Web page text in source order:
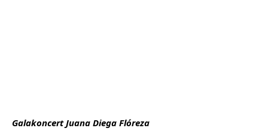
Galakoncert Juana Diega Flóreza